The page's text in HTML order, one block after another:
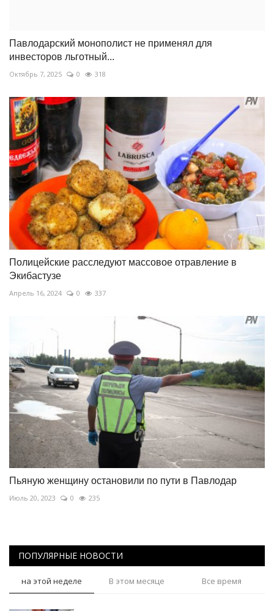
Павлодарский монополист не применял для
инвесторов льготный...
Октябрь 7, 2025 0 318
Полицейские расследуют массовое отравление в
Экибастузе
Апрель 16, 2024 0 337
Пьяную женщину остановили по пути в Павлодар
Июль 20, 2023 0 235
ПОПУЛЯРНЫЕ НОВОСТИ
на этой неделе В этом месяце Все время